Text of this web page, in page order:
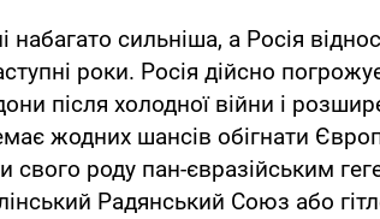
набагато сильніша, а Росія
роки. Росія дійсно
після холодної війни і
жодних шансів обігнати
свого роду пан-євразійським
Радянський Союз або